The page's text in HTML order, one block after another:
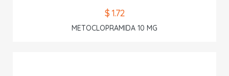
$ 1.72
METOCLOPRAMIDA 10 MG